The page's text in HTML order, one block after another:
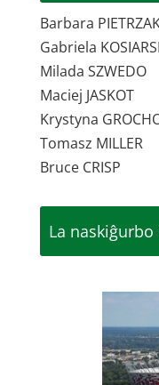
Barbara
Gabriela
Milada SZWEDO
Maciej JASKOT
Krystyna
Tomasz MILLER
Bruce CRISP
La